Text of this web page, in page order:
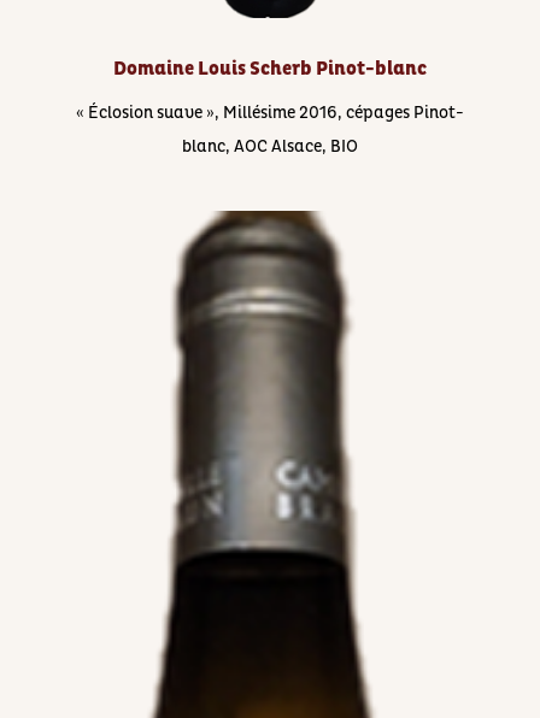
Domaine Louis Scherb Pinot-blanc
« Éclosion suave », Millésime 2016, cépages ​Pinot-
blanc, AOC Alsace, BIO